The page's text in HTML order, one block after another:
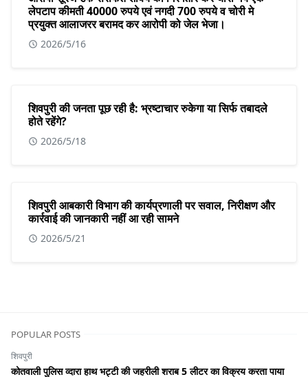
लेपटाप कीमती 40000 रुपये एवं नगदी 700 रुपये व चोरी मे
प्रयुक्त आलाजरर बरामद कर आरोपी को जेल भेजा।
2026/5/16
शिवपुरी की जनता पूछ रही है: भ्रष्टाचार रुकेगा या सिर्फ तबादले
होते रहेंगे?
2026/5/18
शिवपुरी आबकारी विभाग की कार्यप्रणाली पर सवाल, निरीक्षण और
कार्रवाई की जानकारी नहीं आ रही सामने
2026/5/21
POPULAR POSTS
शिवपुरी
कोतवाली पुलिस व्दारा हाथ भट्टी की जहरीली शराब 5 लीटर का विक्रय करता पाया